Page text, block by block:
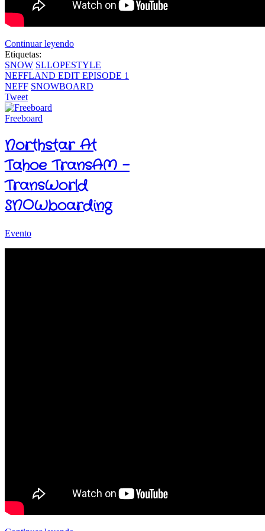
Continuar leyendo
Etiquetas:
SNOW SLLOPESTYLE
NEFFLAND EDIT EPISODE 1
NEFF SNOWBOARD
Tweet
Freeboard
Northstar At
Tahoe TransAM -
TransWorld
SNOWboarding
Evento